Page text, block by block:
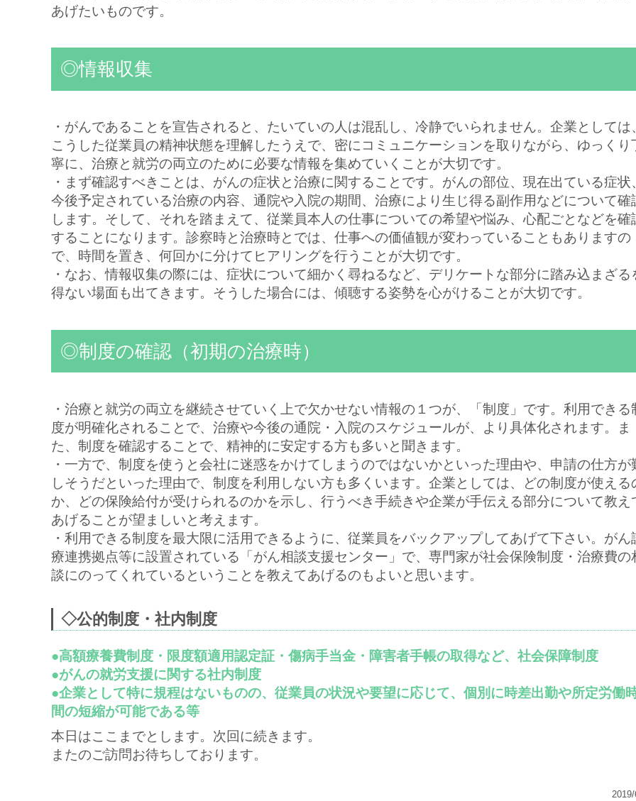
あげたいものです。
◎情報収集
・がんであることを宣告されると、たいていの人は混乱し、冷静でいられません。企業としては
こうした従業員の精神状態を理解したうえで、密にコミュニケーションを取りながら、ゆっくり
寧に、治療と就労の両立のために必要な情報を集めていくことが大切です。
・まず確認すべきことは、がんの症状と治療に関することです。がんの部位、現在出ている症状
今後予定されている治療の内容、通院や入院の期間、治療により生じ得る副作用などについて確
します。そして、それを踏まえて、従業員本人の仕事についての希望や悩み、心配ごとなどを確
することになります。診察時と治療時とでは、仕事への価値観が変わっていることもありますの
で、時間を置き、何回かに分けてヒアリングを行うことが大切です。
・なお、情報収集の際には、症状について細かく尋ねるなど、デリケートな部分に踏み込まざる
得ない場面も出てきます。そうした場合には、傾聴する姿勢を心がけることが大切です。
◎制度の確認（初期の治療時）
・治療と就労の両立を継続させていく上で欠かせない情報の１つが、「制度」です。利用できる
度が明確化されることで、治療や今後の通院・入院のスケジュールが、より具体化されます。ま
た、制度を確認することで、精神的に安定する方も多いと聞きます。
・一方で、制度を使うと会社に迷惑をかけてしまうのではないかといった理由や、申請の仕方が
しそうだといった理由で、制度を利用しない方も多くいます。企業としては、どの制度が使える
か、どの保険給付が受けられるのかを示し、行うべき手続きや企業が手伝える部分について教え
あげることが望ましいと考えます。
・利用できる制度を最大限に活用できるように、従業員をバックアップしてあげて下さい。がん
療連携拠点等に設置されている「がん相談支援センター」で、専門家が社会保険制度・治療費の
談にのってくれているということを教えてあげるのもよいと思います。
◇公的制度・社内制度
●高額療養費制度・限度額適用認定証・傷病手当金・障害者手帳の取得など、社会保障制度
●がんの就労支援に関する社内制度
●企業として特に規程はないものの、従業員の状況や要望に応じて、個別に時差出勤や所定労働
間の短縮が可能である等
本日はここまでとします。次回に続きます。
またのご訪問お待ちしております。